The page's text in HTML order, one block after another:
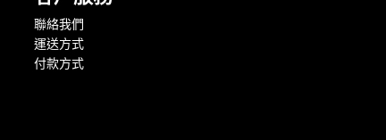
聯絡我們
運送方式
付款方式